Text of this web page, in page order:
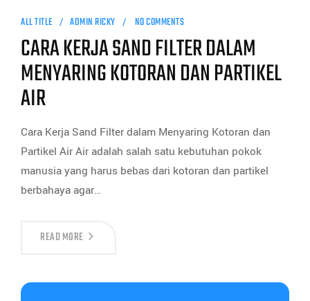
ALL TITLE ADMIN RICKY NO COMMENTS
CARA KERJA SAND FILTER DALAM
MENYARING KOTORAN DAN PARTIKEL
AIR
Cara Kerja Sand Filter dalam Menyaring Kotoran dan
Partikel Air Air adalah salah satu kebutuhan pokok
manusia yang harus bebas dari kotoran dan partikel
berbahaya agar…
READ MORE